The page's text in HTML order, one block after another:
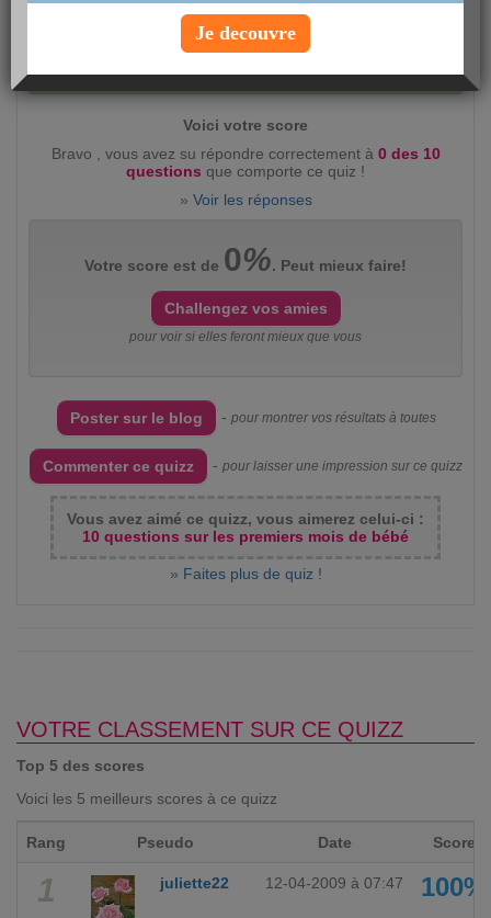
Evaluez ce quizz : intéressant (2360)
Voici votre score
Bravo , vous avez su répondre correctement à 0 des 10
questions que comporte ce quiz !
» Voir les réponses
Votre score est de 0%. Peut mieux faire!
Challengez vos amies
pour voir si elles feront mieux que vous
Poster sur le blog - pour montrer vos résultats à toutes
Commenter ce quizz - pour laisser une impression sur ce quizz
Vous avez aimé ce quizz, vous aimerez celui-ci :
10 questions sur les premiers mois de bébé
» Faites plus de quiz !
VOTRE CLASSEMENT SUR CE QUIZZ
Top 5 des scores
Voici les 5 meilleurs scores à ce quizz
Rang Pseudo Date Score
1 juliette22 12-04-2009 à 07:47 100%
Je decouvre